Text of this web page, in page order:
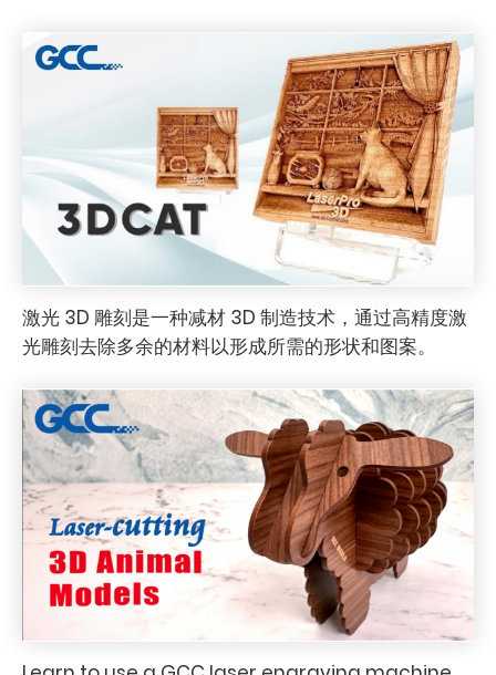
激光 3D 雕刻是一种减材 3D 制造技术，通过高精度激
光雕刻去除多余的材料以形成所需的形状和图案。